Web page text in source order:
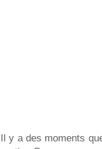
Il y a des moments